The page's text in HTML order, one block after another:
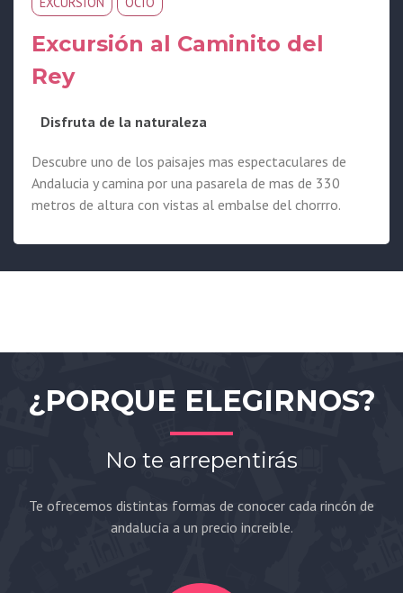
Excursión al Caminito del
Rey
Disfruta de la naturaleza
Descubre uno de los paisajes mas espectaculares de
Andalucia y camina por una pasarela de mas de 330
metros de altura con vistas al embalse del chorrro.
¿PORQUE ELEGIRNOS?
No te arrepentirás
Te ofrecemos distintas formas de conocer cada rincón de
andalucía a un precio increible.